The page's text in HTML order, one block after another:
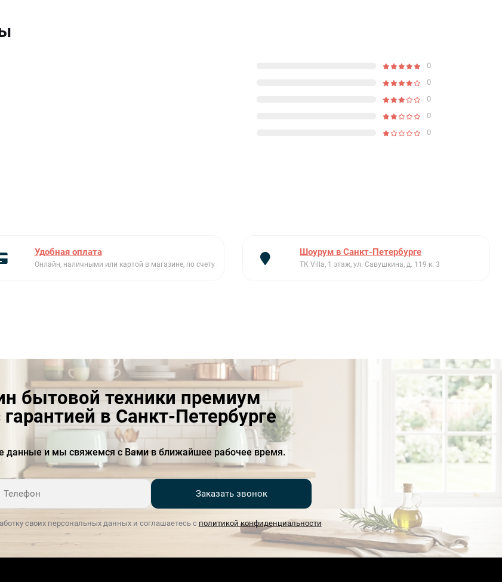
двигателей
(В)
220-240
ч)
купольная
элементов
фронтальное
отвод / циркуляция
(см) 60 м
упаковки, см
шума на
скорости
0
0
0
0
0
Удобная оплата
Онлайн, наличными или картой в магазине, по счету
Шоурум в Санкт-Петербурге
ТК Villa, 1 этаж, ул. Савушкина, д. 119 к. 3
бытовой техники премиум
гарантией в Санкт-Петербурге
данные и мы свяжемся с Вами в ближайшее рабочее время.
Заказать звонок
своих персональных данных и соглашаетесь с политикой конфиденциальности